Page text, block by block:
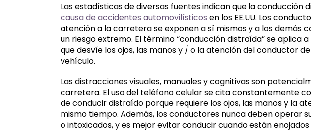
Las estadísticas de diversas fuentes indican que la conducción
causa de accidentes automovilísticos en los EE.UU. Los
atención a la carretera se exponen a sí mismos y a los demás
un riesgo extremo. El término “conducción distraída” se aplica
que desvíe los ojos, las manos y / o la atención del conductor
vehículo.
Las distracciones visuales, manuales y cognitivas son
carretera. El uso del teléfono celular se cita constantemente
de conducir distraído porque requiere los ojos, las manos y la
mismo tiempo. Además, los conductores nunca deben operar
o intoxicados, y es mejor evitar conducir cuando están